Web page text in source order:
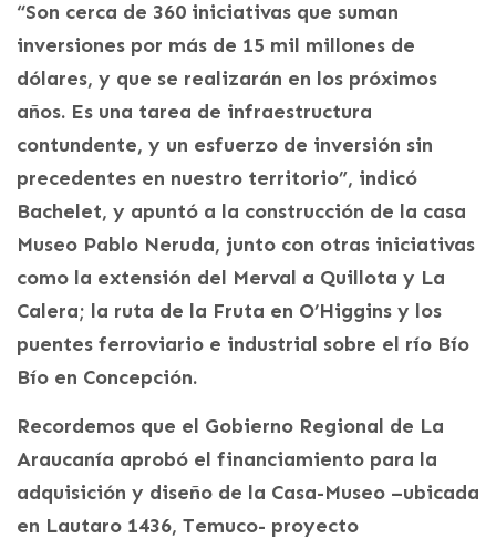
“Son cerca de 360 iniciativas que suman
inversiones por más de 15 mil millones de
dólares, y que se realizarán en los próximos
años. Es una tarea de infraestructura
contundente, y un esfuerzo de inversión sin
precedentes en nuestro territorio”, indicó
Bachelet, y apuntó a la construcción de la casa
Museo Pablo Neruda, junto con otras iniciativas
como la extensión del Merval a Quillota y La
Calera; la ruta de la Fruta en O’Higgins y los
puentes ferroviario e industrial sobre el río Bío
Bío en Concepción.
Recordemos que el Gobierno Regional de La
Araucanía aprobó el financiamiento para la
adquisición y diseño de la Casa-Museo –ubicada
en Lautaro 1436, Temuco- proyecto